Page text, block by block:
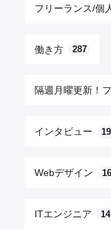
フリーランス/個
働き方 287
隔週月曜更新！
インタビュー
Webデザイン
ITエンジニア